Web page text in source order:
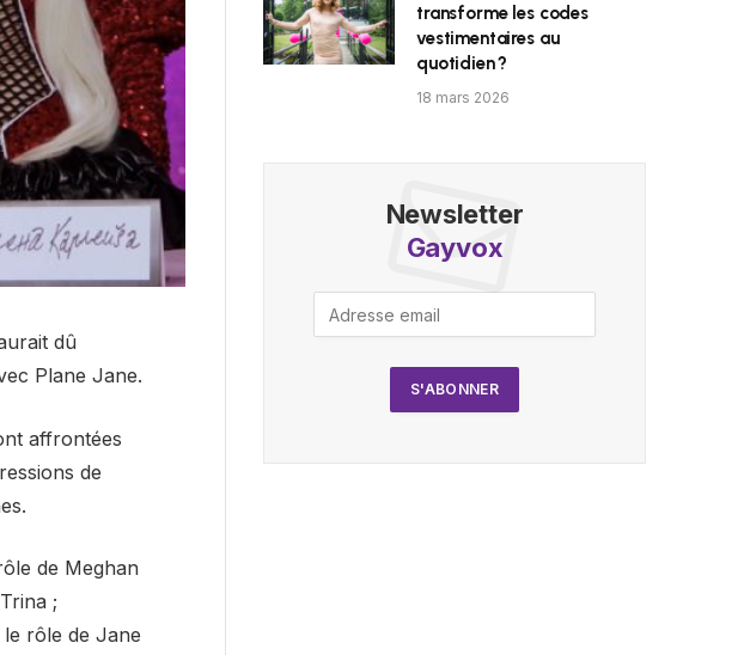
dû
Plane Jane.
affrontées
de
de Meghan
;
rôle de Jane
transforme les codes
vestimentaires au
quotidien ?
18 mars 2026
Newsletter
Gayvox